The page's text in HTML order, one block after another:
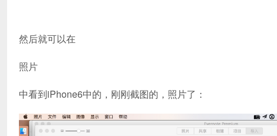
然后就可以在
照片
中看到iPhone6中的，刚刚截图的，照片了：